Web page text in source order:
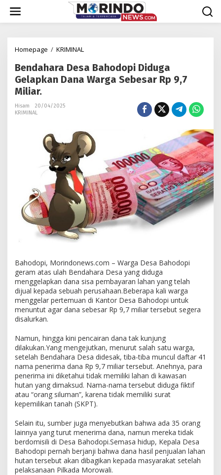
konten
Homepage / KRIMINAL
Bahodopi
Diduga
Gelapkan
9,7
Miliar.
Bendahara Desa Bahodopi Diduga
Gelapkan Dana Warga Sebesar Rp 9,7
Miliar.
Hisam
20/04/2025
KRIMINAL
Bahodopi, Morindonews.com – Warga Desa Bahodopi
geram atas ulah Bendahara Desa yang diduga
menggelapkan dana sisa pembayaran lahan yang telah
dijual kepada sebuah perusahaan.Beberapa kali warga
menggelar pertemuan di Kantor Desa Bahodopi untuk
menuntut agar dana sebesar Rp 9,7 miliar tersebut segera
disalurkan.
Namun, hingga kini pencairan dana tak kunjung
dilakukan.Yang mengejutkan, menurut salah satu warga,
setelah Bendahara Desa didesak, tiba-tiba muncul daftar 41
nama penerima dana Rp 9,7 miliar tersebut. Anehnya, para
penerima ini diketahui tidak memiliki lahan di kawasan
hutan yang dimaksud. Nama-nama tersebut diduga fiktif
atau “orang siluman”, karena tidak memiliki surat
kepemilikan tanah (SKPT).
Selain itu, sumber juga menyebutkan bahwa ada 35 orang
lainnya yang turut menerima dana, namun mereka tidak
berdomisili di Desa Bahodopi.Semasa hidup, Kepala Desa
Bahodopi pernah berjanji bahwa dana hasil penjualan lahan
hutan tersebut akan dibagikan kepada masyarakat setelah
pelaksanaan Pilkada Morowali.